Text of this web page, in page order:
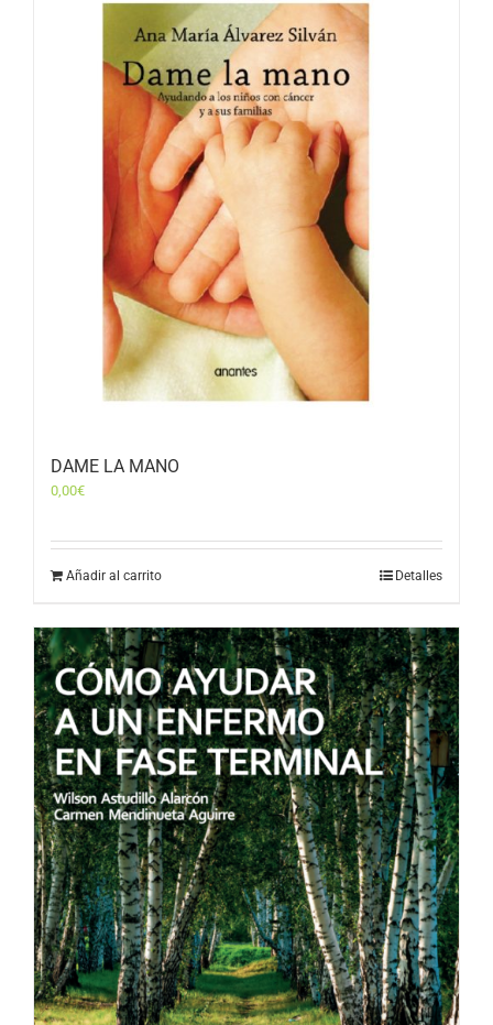
DAME LA MANO
0,00€
Añadir al carrito Detalles